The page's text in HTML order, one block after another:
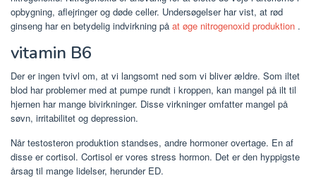
opbygning, aflejringer og døde celler. Undersøgelser har vist, at rød
ginseng har en betydelig indvirkning på at øge nitrogenoxid produktion .
vitamin B6
Der er ingen tvivl om, at vi langsomt ned som vi bliver ældre. Som iltet
blod har problemer med at pumpe rundt i kroppen, kan mangel på ilt til
hjernen har mange bivirkninger. Disse virkninger omfatter mangel på
søvn, irritabilitet og depression.
Når testosteron produktion standses, andre hormoner overtage. En af
disse er cortisol. Cortisol er vores stress hormon. Det er den hyppigste
årsag til mange lidelser, herunder ED.